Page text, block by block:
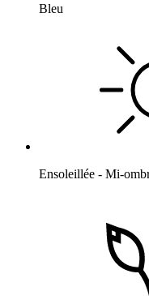
Bleu
Ensoleillée - Mi-